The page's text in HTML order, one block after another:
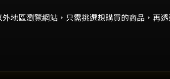
地區瀏覽網站，只需挑選想購買的商品，再